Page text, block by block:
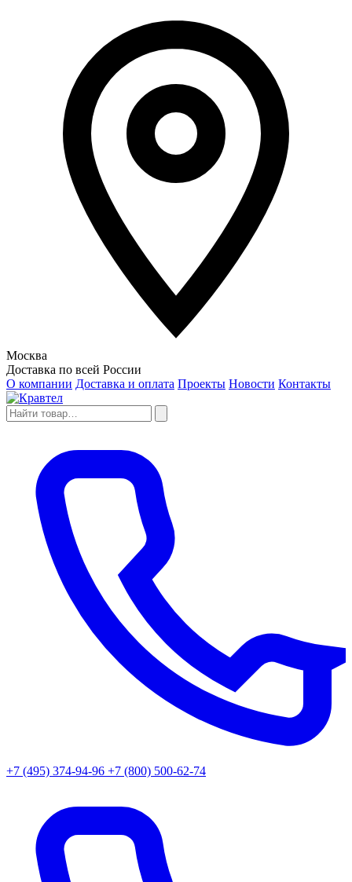
Москва
Доставка по всей России
О компании Доставка и оплата Проекты Новости Контакты
+7 (495) 374-94-96 +7 (800) 500-62-74